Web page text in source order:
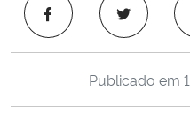
Ministério da Saúde
Ministério de Minas e Energia
Ministério da Ciência, Tecnologia,
Publicado em